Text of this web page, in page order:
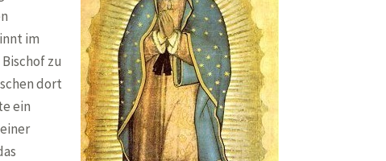
im
Bischofzu
dort
ein